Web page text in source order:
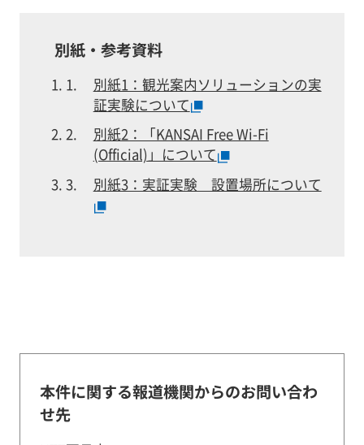
別紙・参考資料
別紙1：観光案内ソリューションの実
証実験について
別紙2：「KANSAI Free Wi-Fi
(Official)」について
別紙3：実証実験 設置場所について
本件に関する報道機関からのお問い合わ
せ先